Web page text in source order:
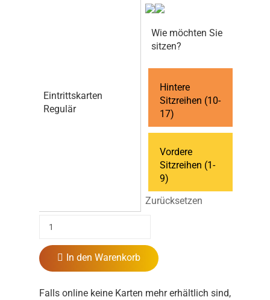
Eintrittskarten
Regulär
Wie möchten Sie
sitzen?
Hintere
Sitzreihen (10-
17)
Vordere
Sitzreihen (1-
9)
Zurücksetzen
In den Warenkorb
Falls online keine Karten mehr erhältlich sind,